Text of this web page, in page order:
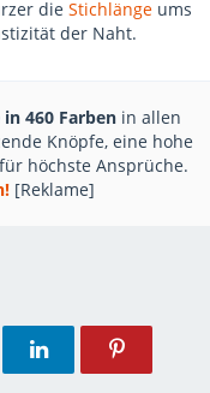
die Stichlänge ums
der Naht.
in 460 Farben in allen
Knöpfe, eine hohe
höchste Ansprüche.
[Reklame]